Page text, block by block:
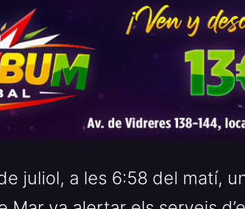
juliol, a les 6:58 del matí,